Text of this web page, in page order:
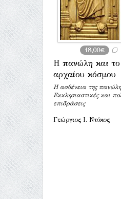
18,00€
Η πανώλη και το
αρχαίου κόσμου
Η ασθένεια της
Εκκλησιαστικές και
επιδράσεις
Γεώργιος Ι. Ντόκος